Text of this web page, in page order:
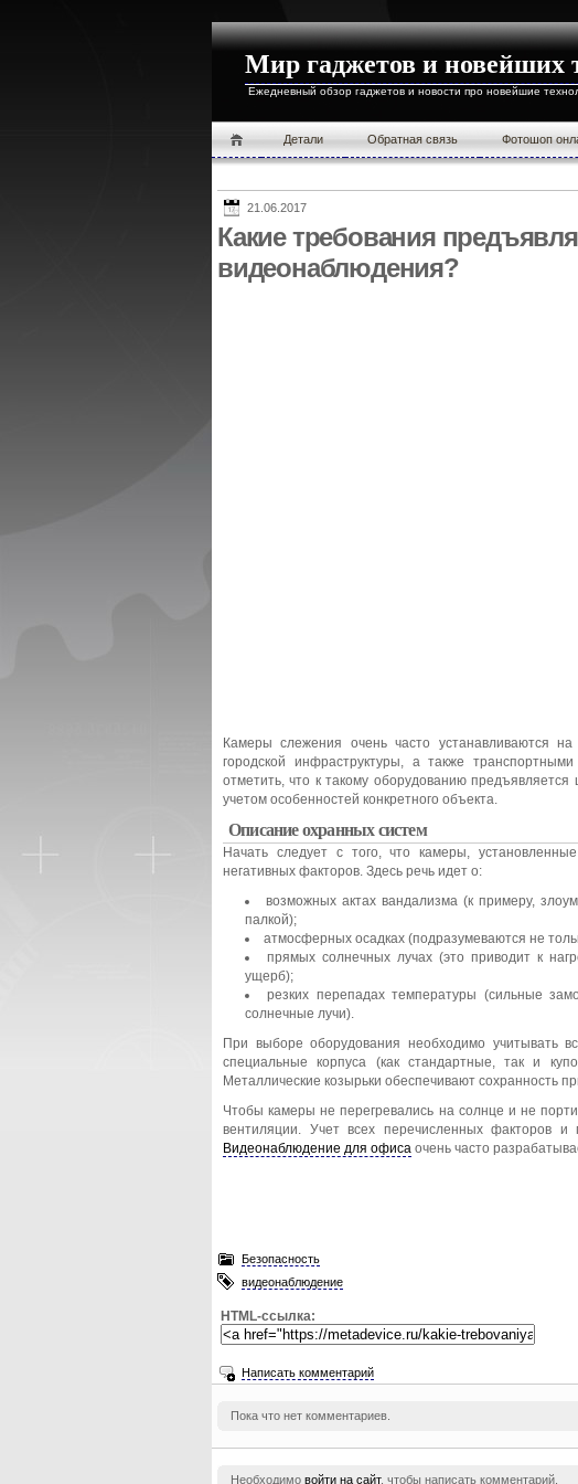
Мир гаджетов и новейших
Ежедневный обзор гаджетов и новости про новейшие
Детали Обратная связь Фотошоп
21.06.2017
Какие требования
видеонаблюдения?
Камеры слежения очень часто устанавливаются
городской инфраструктуры, а также
отметить, что к такому оборудованию
учетом особенностей конкретного объекта.
Описание охранных систем
Начать следует с того, что камеры,
негативных факторов. Здесь речь идет о:
возможных актах вандализма (к примеру,
палкой);
атмосферных осадках (подразумеваются не
прямых солнечных лучах (это приводит к
ущерб);
резких перепадах температуры (сильные
солнечные лучи).
При выборе оборудования необходимо учитывать
специальные корпуса (как стандартные, так и
Металлические козырьки обеспечивают сохранность
Чтобы камеры не перегревались на солнце и не
вентиляции. Учет всех перечисленных факторов и
Видеонаблюдение для офиса очень часто
Безопасность
видеонаблюдение
HTML-ссылка:
Написать комментарий
Пока что нет комментариев.
Необходимо войти на сайт, чтобы написать комментарий.